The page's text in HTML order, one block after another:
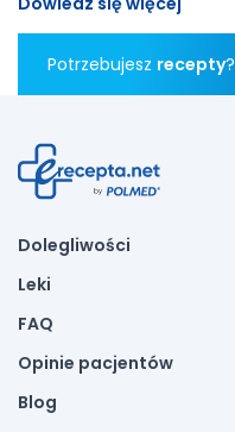
Potrzebujesz recepty?
Dolegliwości
Leki
FAQ
Opinie pacjentów
Blog